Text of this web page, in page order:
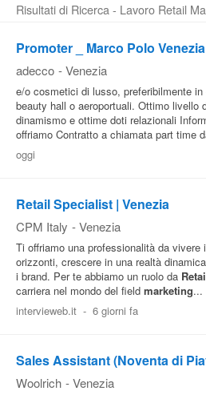
Elenco
professioni
Blog
Offerte
Area
Aziende
Risultati di Ricerca - Lavoro Retail
Promoter _ Marco Polo Venezia
adecco - Venezia
e/o cosmetici di lusso, preferibilmente in
beauty hall o aeroportuali. Ottimo livello
dinamismo e ottime doti relazionali
offriamo Contratto a chiamata part time
oggi
Retail Specialist | Venezia
CPM Italy - Venezia
Ti offriamo una professionalità da vivere
orizzonti, crescere in una realtà
i brand. Per te abbiamo un ruolo da
carriera nel mondo del field marketing...
intervieweb.it - 6 giorni fa
Sales Assistant (Noventa di
Woolrich - Venezia